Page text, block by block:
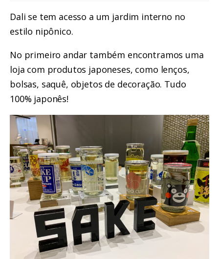
Dali se tem acesso a um jardim interno no
estilo nipônico.
No primeiro andar também encontramos uma
loja com produtos japoneses, como lenços,
bolsas, saquê, objetos de decoração. Tudo
100% japonês!